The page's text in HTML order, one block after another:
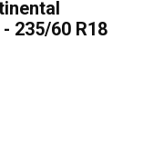
235/60 R18